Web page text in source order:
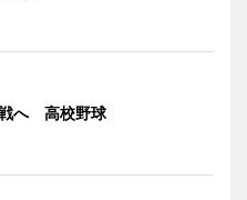
へ 高校野球